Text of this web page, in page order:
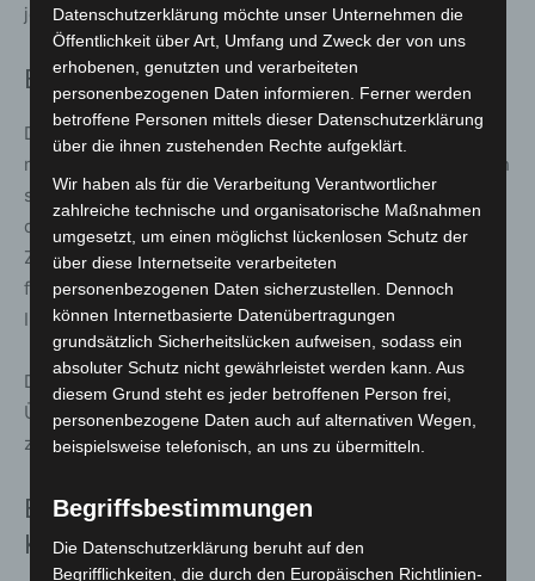
jetzt – und von außen auch sehr bald“, so Lehnemann.
Breites Angebot an einem Standort
Das BeratungsCenter in der Walsroder Straße 142 ist
montags bis freitags von 9 bis 13 Uhr geöffnet. Zusätzlich
stehen die Türen montags von 14:30 bis 16 Uhr sowie
dienstags und donnerstags von 14:30 bis 19 Uhr offen.
Zum Angebot zählen Service- und Beratungsleistungen
für Privat- und Firmenkunden, eine Bargeldkasse sowie
Immobilienvermittlung und -finanzierung.
Der SB-Bereich mit Geldautomaten und
Überweisungsterminals ist täglich von 5 bis 23 Uhr
zugänglich.
Beratung auch digital und für junge
Kunden
Datenschutzerklärung möchte unser Unternehmen die
Öffentlichkeit über Art, Umfang und Zweck der von uns
erhobenen, genutzten und verarbeiteten
personenbezogenen Daten informieren. Ferner werden
betroffene Personen mittels dieser Datenschutzerklärung
über die ihnen zustehenden Rechte aufgeklärt.
Wir haben als für die Verarbeitung Verantwortlicher
zahlreiche technische und organisatorische Maßnahmen
umgesetzt, um einen möglichst lückenlosen Schutz der
über diese Internetseite verarbeiteten
personenbezogenen Daten sicherzustellen. Dennoch
können Internetbasierte Datenübertragungen
grundsätzlich Sicherheitslücken aufweisen, sodass ein
absoluter Schutz nicht gewährleistet werden kann. Aus
diesem Grund steht es jeder betroffenen Person frei,
personenbezogene Daten auch auf alternativen Wegen,
beispielsweise telefonisch, an uns zu übermitteln.
Begriffsbestimmungen
Die Datenschutzerklärung beruht auf den
Begrifflichkeiten, die durch den Europäischen Richtlinien-